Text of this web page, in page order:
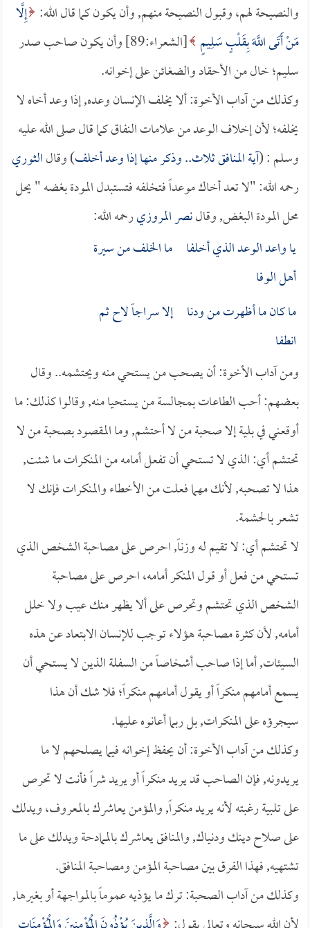
والنصيحة لهم، وقبول النصيحة منهم, وأن يكون كما قال الله: إِلَّا
مَنْ أَتَى اللَّهَ بِقَلْبٍ سَلِيمٍ
[الشعراء:89] وأن يكون صاحب صدر
سليم؛ خال من الأحقاد والضغائن على إخوانه.
وكذلك من آداب الأخوة: ألا يخلف الإنسان وعده, إذا وعد أخاه لا
يخلفه؛ لأن إخلاف الوعد من علامات النفاق كما قال صلى الله عليه
وسلم : (آية المنافق ثلاث.. وذكر منها إذا وعد أخلف) وقالالثوري
رحمه الله: "لا تعد أخاك موعداً فتخلفه فتستبدل المودة بغضه " يحل
محل المودة البغض, وقالنصر المروزيرحمه الله:
يا واعد الوعد الذي أخلفا ما الخلف من سيرة
أهل الوفا
ما كان ما أظهرت من ودنا إلا سراجاً لاح ثم
انطفا
ومن آداب الأخوة: أن يصحب من يستحي منه ويحتشمه.. وقال
بعضهم: أحب الطاعات بمجالسة من يستحيا منه, وقالوا كذلك: ما
أوقعني في بلية إلا صحبة من لا أحتشم, وما المقصود بصحبة من لا
تحتشم أي: الذي لا تستحي أن تفعل أمامه من المنكرات ما شئت,
هذا لا تصحبه, لأنك مهما فعلت من الأخطاء والمنكرات فإنك لا
تشعر بالحشمة.
لا تحتشم أي: لا تقيم له وزناً, احرص على مصاحبة الشخص الذي
تستحي من فعل أو قول المنكر أمامه، احرص على مصاحبة
الشخص الذي تحتشم وتحرص على ألا يظهر منك عيب ولا خلل
أمامه, لأن كثرة مصاحبة هؤلاء توجب للإنسان الابتعاد عن هذه
السيئات, أما إذا صاحب أشخاصاً من السفلة الذين لا يستحي أن
يسمع أمامهم منكراً أو يقول أمامهم منكراً؛ فلا شك أن هذا
سيجرؤه على المنكرات, بل ربما أعانوه عليها.
وكذلك من آداب الأخوة: أن يحفظ إخوانه فيما يصلحهم لا ما
يريدونه, فإن الصاحب قد يريد منكراً أو يريد شراً فأنت لا تحرص
على تلبية رغبته لأنه يريد منكراً, والمؤمن يعاشرك بالمعروف، ويدلك
على صلاح دينك ودنياك, والمنافق يعاشرك بالممادحة ويدلك على ما
تشتهيه, فهذا الفرق بين مصاحبة المؤمن ومصاحبة المنافق.
وكذلك من آداب الصحبة: ترك ما يؤذيه عموماً بالمواجهة أو بغيرها,